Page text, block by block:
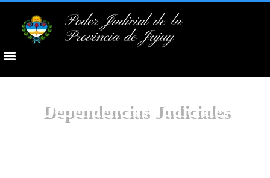
Poder Judicial de la
Provincia de Jujuy
Dependencias Judiciales